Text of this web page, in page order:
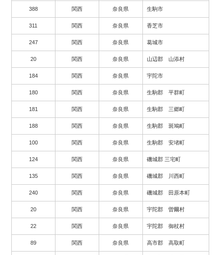
388 関西 奈良県 生駒市
311 関西 奈良県 香芝市
247 関西 奈良県 葛城市
20 関西 奈良県 山辺郡 山添村
184 関西 奈良県 宇陀市
180 関西 奈良県 生駒郡 平群町
181 関西 奈良県 生駒郡 三郷町
188 関西 奈良県 生駒郡 斑鳩町
100 関西 奈良県 生駒郡 安堵町
124 関西 奈良県 磯城郡 三宅町
135 関西 奈良県 磯城郡 川西町
240 関西 奈良県 磯城郡 田原本町
20 関西 奈良県 宇陀郡 曽爾村
22 関西 奈良県 宇陀郡 御杖村
89 関西 奈良県 高市郡 高取町